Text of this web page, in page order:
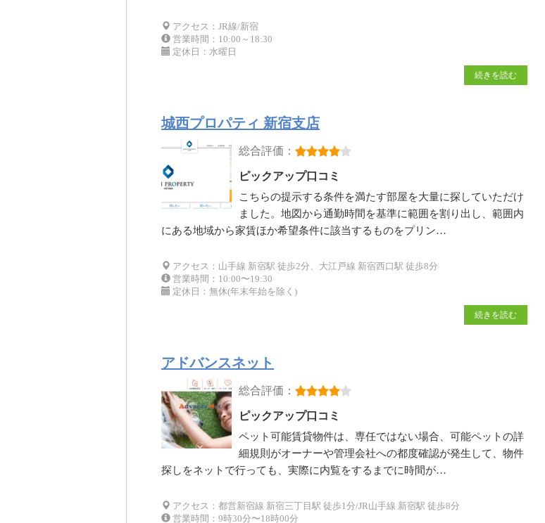
アクセス：JR線/新宿
営業時間：10:00～18:30
定休日：水曜日
続きを読む
城西プロパティ 新宿支店
総合評価：
ピックアップ口コミ
こちらの提示する条件を満たす部屋を大量に探していただけ
ました。地図から通勤時間を基準に範囲を割り出し、範囲内
にある地域から家賃ほか希望条件に該当するものをプリン…
アクセス：山手線 新宿駅 徒歩2分、大江戸線 新宿西口駅 徒歩8分
営業時間：10:00〜19:30
定休日：無休(年末年始を除く)
続きを読む
アドバンスネット
総合評価：
ピックアップ口コミ
ペット可能賃貸物件は、専任ではない場合、可能ペットの詳
細規則がオーナーや管理会社への都度確認が発生して、物件
探しをネットで行っても、実際に内覧をするまでに時間が…
アクセス：都営新宿線 新宿三丁目駅 徒歩1分/JR山手線 新宿駅 徒歩8分
営業時間：9時30分〜18時00分